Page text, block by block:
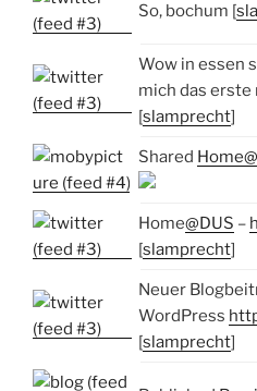
So, bochum [
Wow in essen
mich das erste
[slamprecht]
Shared
Home@DUS –
[slamprecht]
Neuer
WordPress
[slamprecht]